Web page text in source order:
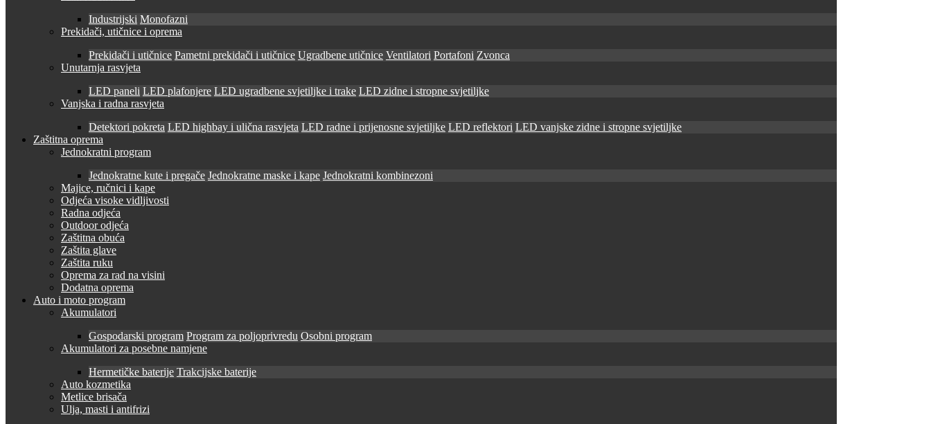
Industrijski Monofazni
Prekidači, utičnice i oprema
Prekidači i utičnice Pametni prekidači i utičnice Ugradbene utičnice Ventilatori Portafoni Zvonca
Unutarnja rasvjeta
LED paneli LED plafonjere LED ugradbene svjetiljke i trake LED zidne i stropne svjetiljke
Vanjska i radna rasvjeta
Detektori pokreta LED highbay i ulična rasvjeta LED radne i prijenosne svjetiljke LED reflektori LED vanjske zidne i stropne svjetiljke
Zaštitna oprema
Jednokratni program
Jednokratne kute i pregače Jednokratne maske i kape Jednokratni kombinezoni
Majice, ručnici i kape
Odjeća visoke vidljivosti
Radna odjeća
Outdoor odjeća
Zaštitna obuća
Zaštita glave
Zaštita ruku
Oprema za rad na visini
Dodatna oprema
Auto i moto program
Akumulatori
Gospodarski program Program za poljoprivredu Osobni program
Akumulatori za posebne namjene
Hermetičke baterije Trakcijske baterije
Auto kozmetika
Metlice brisača
Ulja, masti i antifrizi